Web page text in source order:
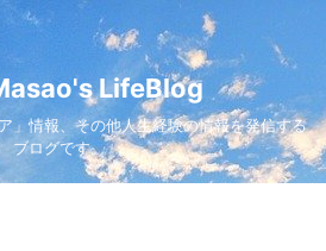
LifeBlog
」情報、その他人生経験の情報を発信する
ブログです。